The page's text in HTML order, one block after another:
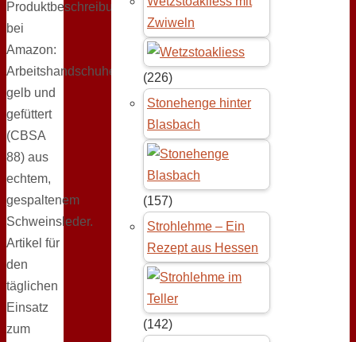
Produktbeschreibung
bei
Amazon:
Arbeitshandschuhe,
gelb und
gefüttert
(CBSA
88) aus
echtem,
gespaltenem
Schweinsleder.
Artikel für
den
täglichen
Einsatz
zum
Zwiweln
(226)
Stonehenge hinter
Blasbach
(157)
Strohlehme – Ein
Rezept aus Hessen
(142)